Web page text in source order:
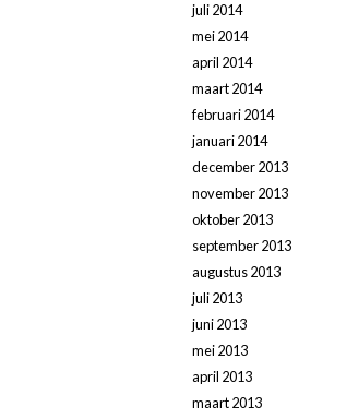
juli 2014
mei 2014
april 2014
maart 2014
februari 2014
januari 2014
december 2013
november 2013
oktober 2013
september 2013
augustus 2013
juli 2013
juni 2013
mei 2013
april 2013
maart 2013